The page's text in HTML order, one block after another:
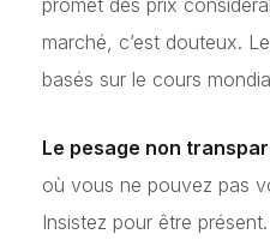
promet des prix
marché, c’est douteux.
basés sur le cours
Le pesage non
où vous ne pouvez pas
Insistez pour être présent.